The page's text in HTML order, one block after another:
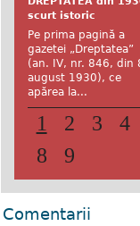
scurt istoric
Pe prima pagină a
gazetei „Dreptatea”
(an. IV, nr. 846, din
august 1930), ce
apărea la...
1 2 3 4
8
9
Comentarii